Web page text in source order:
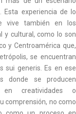
Esta experiencia de lo
vive también en los
y cultural, como lo son
y Centroamérica que,
se encuentran
sui generis. Es en ese
donde se producen
en creatividades o
comprensión, no como